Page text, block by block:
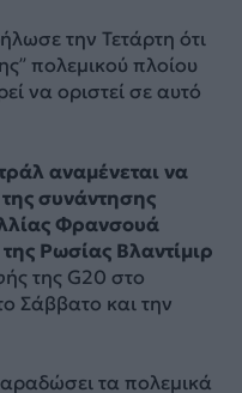
την Τετάρτη ότι
πολεμικού πλοίου
να οριστεί σε αυτό
αναμένεται να
συνάντησης
Φρανσουά
Ρωσίας Βλαντίμιρ
της G20 στο
Σάββατο και την
τα πολεμικά